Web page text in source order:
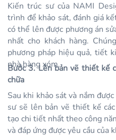
Kiến trúc sư của NAMI
trình để khảo sát, đánh giá
có thể lên được phương án
nhất cho khách hàng.
phương pháp hiệu quả, tiết
nhà hàng xóm.
Bước 3. Lên bản vẽ thiết kế
chữa
Sau khi khảo sát và nắm
sư sẽ lên bản vẽ thiết kế
tạo chi tiết nhất theo công
và đáp ứng được yêu cầu của